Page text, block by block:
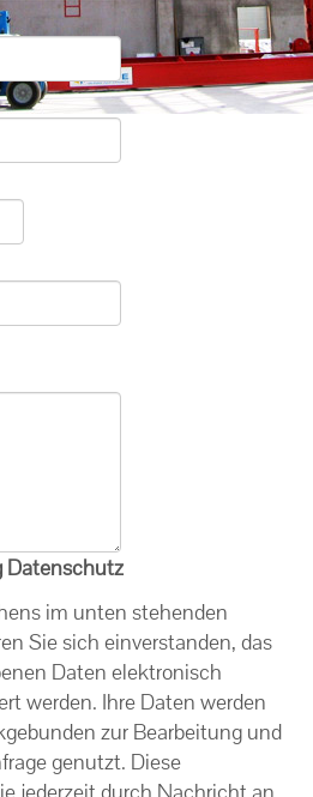
Datenschutz
im unten stehenden
Sie sich einverstanden, das
Daten elektronisch
werden. Ihre Daten werden
zur Bearbeitung und
genutzt. Diese